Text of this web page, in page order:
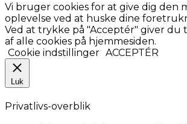
Vi bruger cookies for at give dig den
oplevelse ved at huske dine
Ved at trykke på "Acceptér" giver du
af alle cookies på hjemmesiden.
Cookie indstillinger ACCEPTÉR
Luk
Privatlivs-overblik